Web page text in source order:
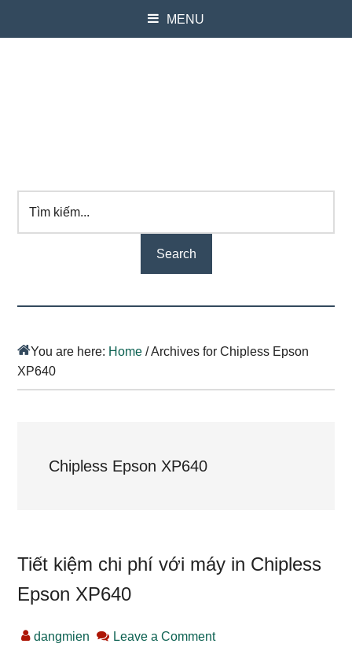
MENU
kiếm...
You are here: Home /Archives for Chipless Epson
XP640
Chipless Epson XP640
Tiết kiệm chi phí với máy in Chipless
Epson XP640
dangmien Leave a Comment